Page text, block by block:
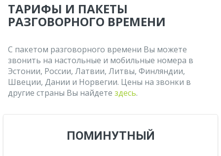
ТАРИФЫ И ПАКЕТЫ
РАЗГОВОРНОГО ВРЕМЕНИ
С пакетом разговорного времени Вы можете
звонить на настольные и мобильные номера в
Эстонии, России, Латвии, Литвы, Финляндии,
Швеции, Дании и Норвегии. Цены на звонки в
другие страны Вы найдете здесь.
ПОМИНУТНЫЙ